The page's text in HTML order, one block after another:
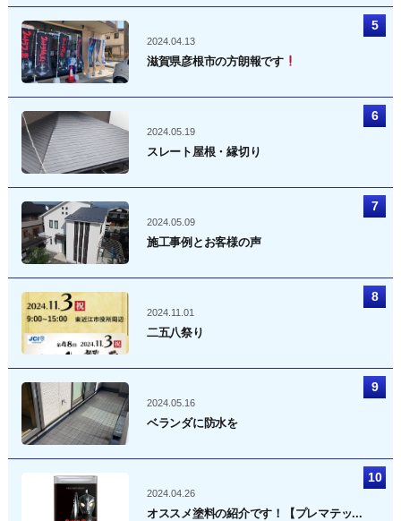
2024.04.13
滋賀県彦根市の方朗報です
2024.05.19
スレート屋根・縁切り
2024.05.09
施工事例とお客様の声
2024.11.01
二五八祭り
2024.05.16
ベランダに防水を
2024.04.26
オススメ塗料の紹介です！【プレマテッ...